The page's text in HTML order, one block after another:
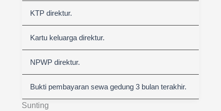
Sunting
KTP direktur.
Kartu keluarga direktur.
NPWP direktur.
Bukti pembayaran sewa gedung 3 bulan terakhir.